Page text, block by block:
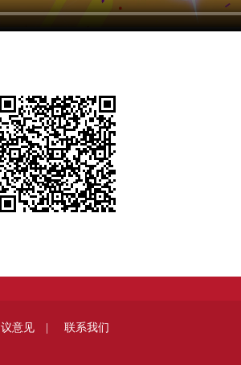
意见 | 联系我们